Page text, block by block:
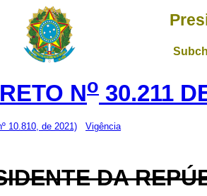
No 30.211
10.810, de 2021)
Vigência
DA